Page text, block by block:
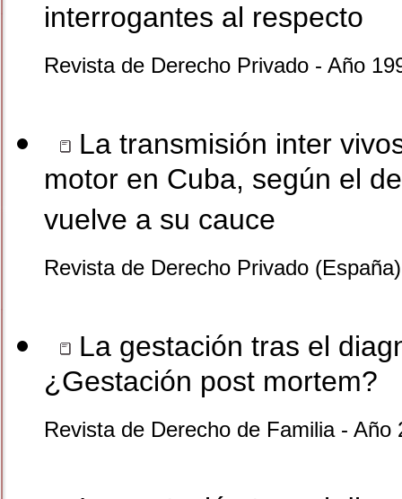
interrogantes al respecto
Revista de Derecho Privado - Año
La transmisión inter
motor en Cuba, según el
vuelve a su cauce
Revista de Derecho Privado
La gestación tras el
¿Gestación post mortem?
Revista de Derecho de Familia - Año